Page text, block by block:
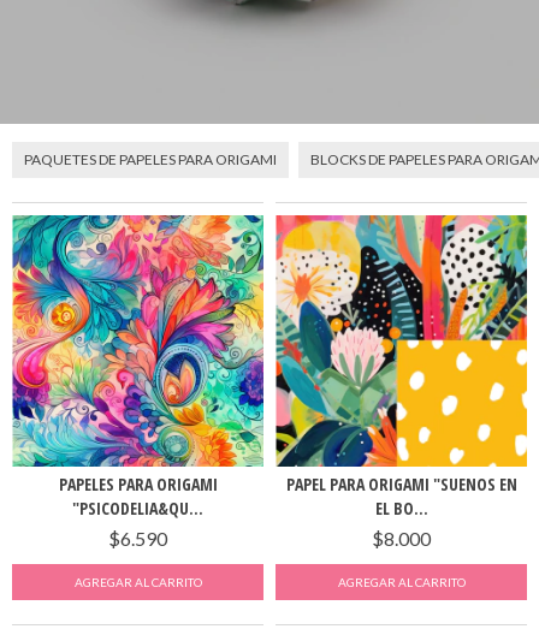
PAQUETES DE PAPELES PARA ORIGAMI BLOCKS DE PAPELES PARA
PAPELES PARA ORIGAMI
"PSICODELIA&QU...
$6.590
PAPEL PARA ORIGAMI "SUENOS EN
EL BO...
$8.000